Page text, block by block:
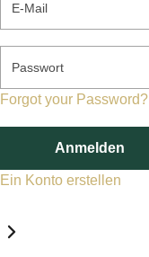
Passwort
Forgot your Password?
Anmelden
Ein Konto erstellen